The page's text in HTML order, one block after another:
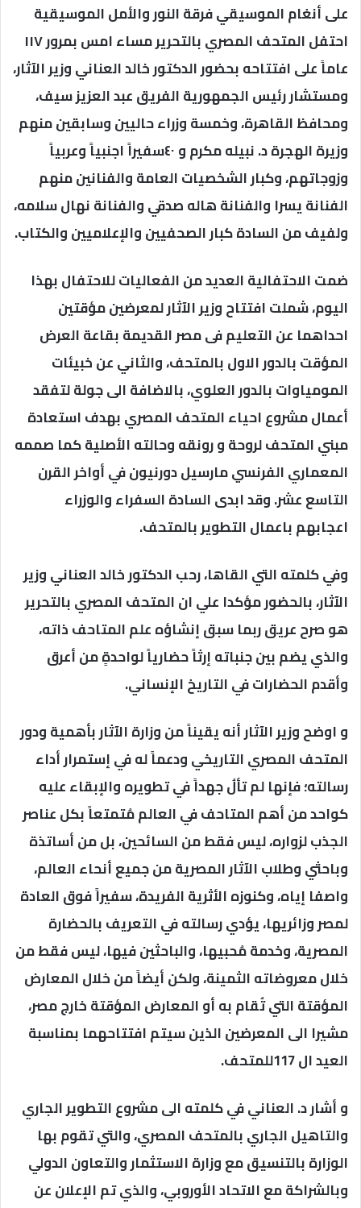
على أنغام الموسيقي فرقة النور والأمل الموسيقية
احتفل المتحف المصري بالتحرير مساء امس بمرور ١١٧
عاماً على افتتاحه بحضور الدكتور خالد العناني وزير الآثار،
ومستشار رئيس الجمهورية الفريق عبد العزيز سيف،
ومحافظ القاهرة، وخمسة وزراء حاليين وسابقين منهم
وزيرة الهجرة د. نبيله مكرم و ٤٠سفيراً اجنبياً وعربياً
وزوجاتهم، وكبار الشخصيات العامة والفنانين منهم
الفنانة يسرا والفنانة هاله صدقي والفنانة نهال سلامه،
ولفيف من السادة كبار الصحفيين والإعلاميين والكتاب.
ضمت الاحتفالية العديد من الفعاليات للاحتفال بهذا
اليوم، شملت افتتاح وزير الآثار لمعرضين مؤقتين
احداهما عن التعليم فى مصر القديمة بقاعة العرض
المؤقت بالدور الاول بالمتحف، والثاني عن خبيئات
المومياوات بالدور العلوي، بالاضافة الى جولة لتفقد
أعمال مشروع احياء المتحف المصري بهدف استعادة
مبني المتحف لروحة و رونقه وحالته الأصلية كما صممه
المعماري الفرنسي مارسيل دورنيون في أواخر القرن
التاسع عشر. وقد ابدى السادة السفراء والوزراء
اعجابهم باعمال التطوير بالمتحف.
وفي كلمته التي القاها، رحب الدكتور خالد العناني وزير
الآثار، بالحضور مؤكدا علي ان المتحف المصري بالتحرير
هو صرح عريق ربما سبق إنشاؤه علم المتاحف ذاته،
والذي يضم بين جنباته إرثاً حضارياً لواحدةٍ من أعرق
وأقدم الحضارات في التاريخ الإنساني.
و اوضح وزير الآثار أنه يقيناً من وزارة الآثار بأهمية ودور
المتحف المصري التاريخي ودعماً له في إستمرار أداء
رسالته؛ فإنها لم تألُ جهداً في تطويره والإبقاء عليه
كواحد من أهم المتاحف في العالم مُتمتعاً بكل عناصر
الجذب لزواره، ليس فقط من السائحين، بل من أساتذة
وباحثي وطلاب الآثار المصرية من جميع أنحاء العالم،
واصفا إياه، وكنوزه الأثرية الفريدة، سفيراً فوق العادة
لمصر وزائريها، يؤدي رسالته في التعريف بالحضارة
المصرية، وخدمة مُحبيها، والباحثين فيها، ليس فقط من
خلال معروضاته الثمينة، ولكن أيضاً من خلال المعارض
المؤقتة التي تُقام به أو المعارض المؤقتة خارج مصر،
مشيرا الى المعرضين الذين سيتم افتتاحهما بمناسبة
العيد ال 117للمتحف.
و أشار د. العناني في كلمته الى مشروع التطوير الجاري
والتاهيل الجاري بالمتحف المصري، والتي تقوم بها
الوزارة بالتنسيق مع وزارة الاستثمار والتعاون الدولي
وبالشراكة مع الاتحاد الأوروبي، والذي تم الإعلان عن